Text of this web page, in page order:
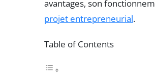
avantages, son
projet entrepreneurial.
Table of Contents